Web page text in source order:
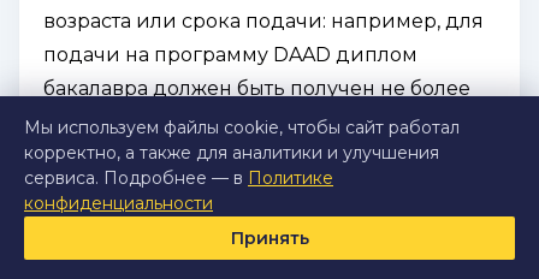
возраста или срока подачи: например, для
подачи на программу DAAD диплом
бакалавра должен быть получен не более
шести лет назад.
Мы используем файлы cookie, чтобы сайт работал
корректно, а также для аналитики и улучшения
сервиса. Подробнее — в Политике
конфиденциальности
Принять